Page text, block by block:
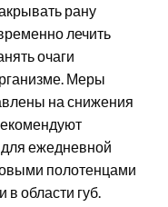
рану
лечить
очаги
Меры
на снижения
ежедневной
полотенцами
в области губ.